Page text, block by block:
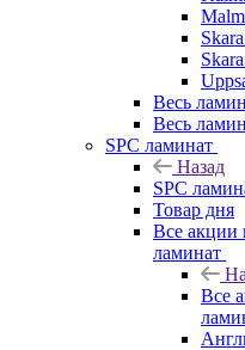
Весь
Весь
SPC ламинат
Назад
SPC
Товар дня
Все акции
ламинат
Все